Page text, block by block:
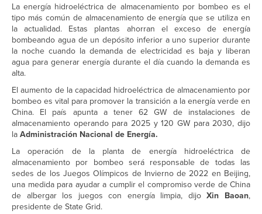
La energía hidroeléctrica de almacenamiento por bombeo es el
tipo más común de almacenamiento de energía que se utiliza en
la actualidad. Estas plantas ahorran el exceso de energía
bombeando agua de un depósito inferior a uno superior durante
la noche cuando la demanda de electricidad es baja y liberan
agua para generar energía durante el día cuando la demanda es
alta.
El aumento de la capacidad hidroeléctrica de almacenamiento por
bombeo es vital para promover la transición a la energía verde en
China. El país apunta a tener 62 GW de instalaciones de
almacenamiento operando para 2025 y 120 GW para 2030, dijo
laAdministración Nacional de Energía.
La operación de la planta de energía hidroeléctrica de
almacenamiento por bombeo será responsable de todas las
sedes de los Juegos Olímpicos de Invierno de 2022 en Beijing,
una medida para ayudar a cumplir el compromiso verde de China
de albergar los juegos con energía limpia, dijoXin Baoan,
presidente de State Grid.